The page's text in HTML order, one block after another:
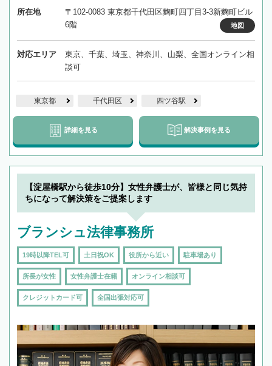
所在地
〒102-0083 東京都千代田区麴町四丁目3-3新麴町ビル
6階
地図
対応エリア
東京、千葉、埼玉、神奈川、山梨、全国オンライン相
談可
東京都 千代田区 四ツ谷駅
詳細を見る 解決事例を見る
【淀屋橋駅から徒歩10分】女性弁護士が、皆様と同じ気持
ちになって解決策をご提案します
ブランシュ法律事務所
19時以降TEL可 土日祝OK 役所から近い 駐車場あり
所長が女性 女性弁護士在籍 オンライン相談可
クレジットカード可 全国出張対応可